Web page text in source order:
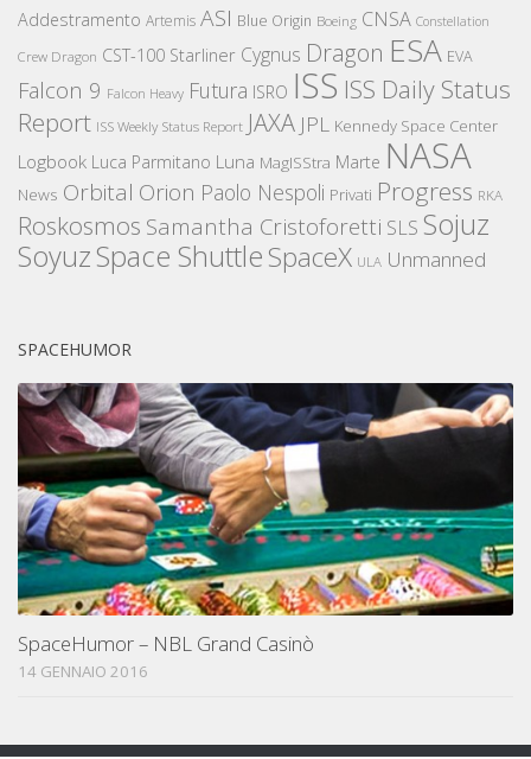
Addestramento Artemis ASI Blue Origin Boeing CNSA Constellation
Crew Dragon CST-100 Starliner Cygnus Dragon ESA EVA
Falcon 9 Falcon Heavy Futura ISRO ISS ISS Daily Status
Report ISS Weekly Status Report JAXA JPL Kennedy Space Center
Logbook Luca Parmitano Luna MagISStra Marte NASA
News Orbital Orion Paolo Nespoli Privati Progress RKA
Roskosmos Samantha Cristoforetti SLS Sojuz
SoyuzSpace ShuttleSpaceX ULA Unmanned
SPACEHUMOR
SpaceHumor – NBL Grand Casinò
14 GENNAIO 2016